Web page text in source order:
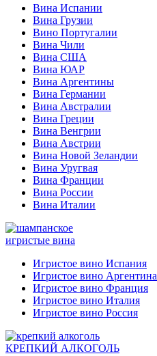
Вина Испании
Вина Грузии
Вино Португалии
Вина Чили
Вина США
Вина ЮАР
Вина Аргентины
Вина Германии
Вина Австралии
Вина Греции
Вина Венгрии
Вина Австрии
Вина Новой Зеландии
Вина Уругвая
Вина Франции
Вина России
Вина Италии
игристые вина
Игристое вино Испания
Игристое вино Аргентина
Игристое вино Франция
Игристое вино Италия
Игристое вино Россия
КРЕПКИЙ АЛКОГОЛЬ